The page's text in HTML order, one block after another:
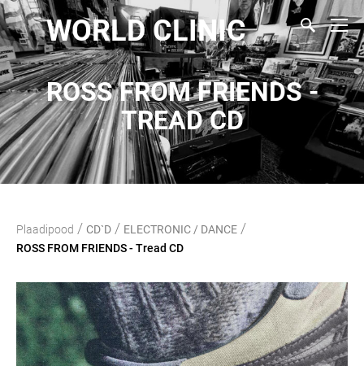
WORLD CLINIC
ROSS FROM FRIENDS -
TREAD CD
Plaadipood / CD`D / ELECTRONIC / DANCE /
ROSS FROM FRIENDS - Tread CD